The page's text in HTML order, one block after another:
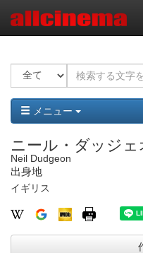
メニュー
ニール・ダッジェ
Neil Dudgeon
出身地
イギリス